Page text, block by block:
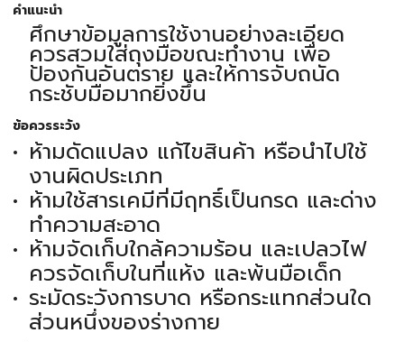
คำแนะนำ
ศึกษาข้อมูลการใช้งานอย่างละเอียด
ควรสวมใส่ถุงมือขณะทำงาน เพื่อ
ป้องกันอันตราย และให้การจับถนัด
กระชับมือมากยิ่งขึ้น
ข้อควรระวัง
ห้ามดัดแปลง แก้ไขสินค้า หรือนำไปใช้
งานผิดประเภท
ห้ามใช้สารเคมีที่มีฤทธิ์เป็นกรด และด่าง
ทำความสะอาด
ห้ามจัดเก็บใกล้ความร้อน และเปลวไฟ
ควรจัดเก็บในที่แห้ง และพ้นมือเด็ก
ระมัดระวังการบาด หรือกระแทกส่วนใด
ส่วนหนึ่งของร่างกาย